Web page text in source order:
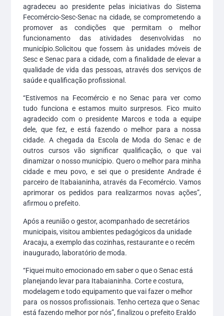
agradeceu ao presidente pelas iniciativas do Sistema
Fecomércio-Sesc-Senac na cidade, se comprometendo a
promover as condições que permitam o melhor
funcionamento das atividades desenvolvidas no
município.Solicitou que fossem às unidades móveis de
Sesc e Senac para a cidade, com a finalidade de elevar a
qualidade de vida das pessoas, através dos serviços de
saúde e qualificação profissional.
“Estivemos na Fecomércio e no Senac para ver como
tudo funciona e estamos muito surpresos. Fico muito
agradecido com o presidente Marcos e toda a equipe
dele, que fez, e está fazendo o melhor para a nossa
cidade. A chegada da Escola de Moda do Senac e de
outros cursos vão significar qualificação, o que vai
dinamizar o nosso município. Quero o melhor para minha
cidade e meu povo, e sei que o presidente Andrade é
parceiro de Itabaianinha, através da Fecomércio. Vamos
aprimorar os pedidos para realizarmos novas ações”,
afirmou o prefeito.
Após a reunião o gestor, acompanhado de secretários
municipais, visitou ambientes pedagógicos da unidade
Aracaju, a exemplo das cozinhas, restaurante e o recém
inaugurado, laboratório de moda.
“Fiquei muito emocionado em saber o que o Senac está
planejando levar para Itabaianinha. Corte e costura,
modelagem e todo equipamento que vai fazer o melhor
para os nossos profissionais. Tenho certeza que o Senac
está fazendo melhor por nós”, finalizou o prefeito Eraldo